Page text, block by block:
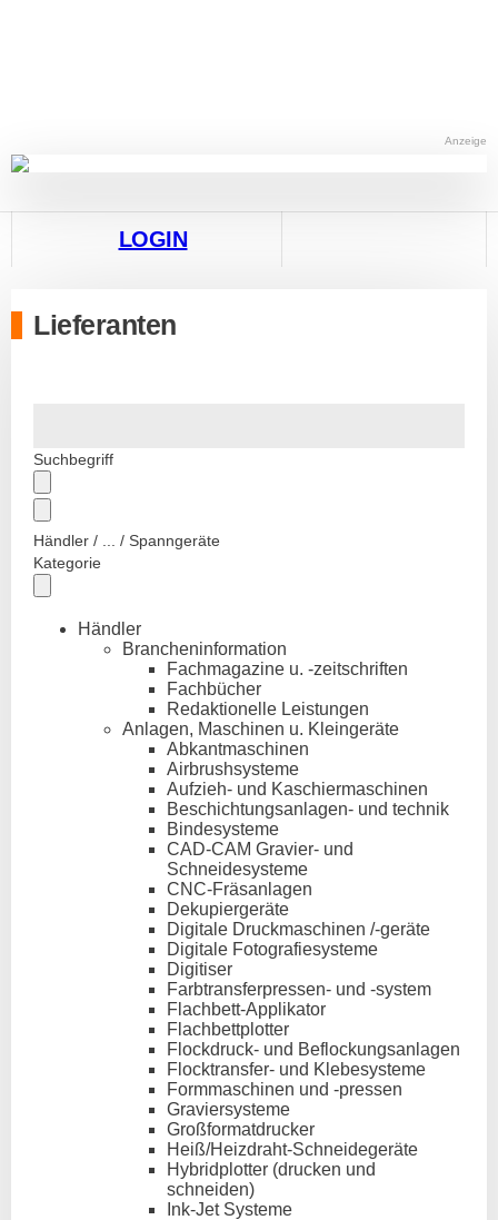
Anzeige
LOGIN
Lieferanten
Suchbegriff
Händler / ... / Spanngeräte
Kategorie
Händler
Brancheninformation
Fachmagazine u. -zeitschriften
Fachbücher
Redaktionelle Leistungen
Anlagen, Maschinen u. Kleingeräte
Abkantmaschinen
Airbrushsysteme
Aufzieh- und Kaschiermaschinen
Beschichtungsanlagen- und technik
Bindesysteme
CAD-CAM Gravier- und
Schneidesysteme
CNC-Fräsanlagen
Dekupiergeräte
Digitale Druckmaschinen /-geräte
Digitale Fotografiesysteme
Digitiser
Farbtransferpressen- und -system
Flachbett-Applikator
Flachbettplotter
Flockdruck- und Beflockungsanlagen
Flocktransfer- und Klebesysteme
Formmaschinen und -pressen
Graviersysteme
Großformatdrucker
Heiß/Heizdraht-Schneidegeräte
Hybridplotter (drucken und
schneiden)
Ink-Jet Systeme